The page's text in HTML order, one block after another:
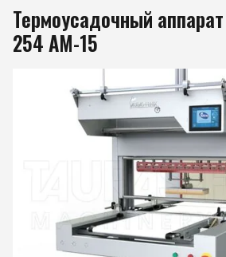
Термоусадочный
254 АМ-15